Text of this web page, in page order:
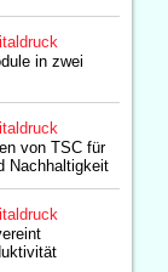
in zwei
von TSC für
Nachhaltigkeit